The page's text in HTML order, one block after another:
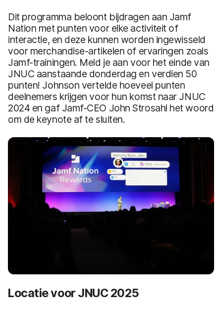
Dit programma beloont bijdragen aan Jamf
Nation met punten voor elke activiteit of
interactie, en deze kunnen worden ingewisseld
voor merchandise-artikelen of ervaringen zoals
Jamf-trainingen. Meld je aan voor het einde van
JNUC aanstaande donderdag en verdien 50
punten! Johnson vertelde hoeveel punten
deelnemers krijgen voor hun komst naar JNUC
2024 en gaf Jamf-CEO John Strosahl het woord
om de keynote af te sluiten.
Locatie voor JNUC 2025